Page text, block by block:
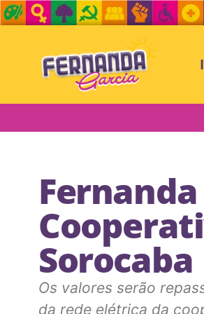
Sorocaba
Os valores serão
da rede elétrica da